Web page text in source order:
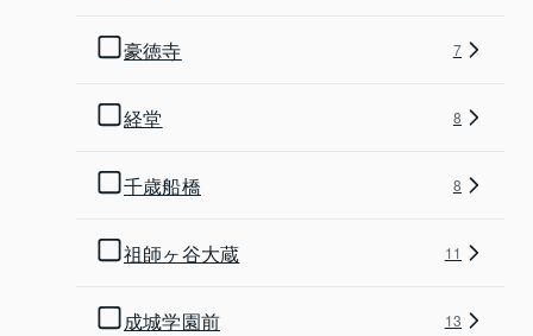
豪徳寺 7
経堂 8
千歳船橋 8
祖師ヶ谷大蔵 11
成城学園前 13